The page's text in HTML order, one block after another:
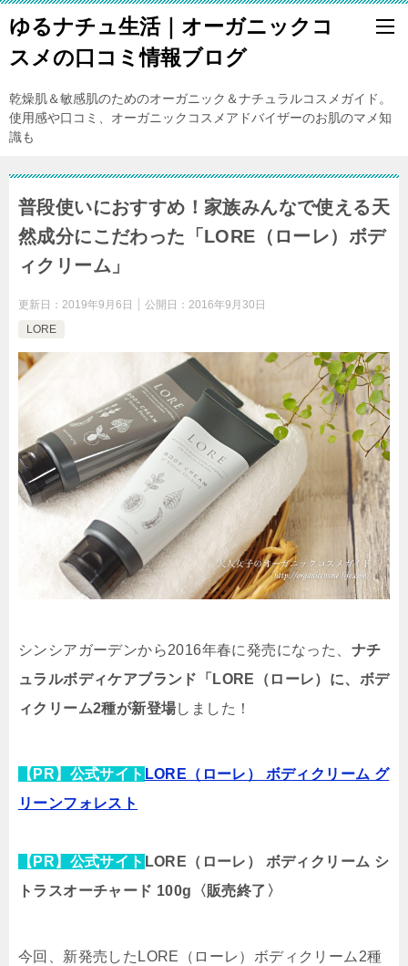
ゆるナチュ生活｜オーガニックコ
スメの口コミ情報ブログ
乾燥肌＆敏感肌のためのオーガニック＆ナチュラルコスメガイド。
使用感や口コミ、オーガニックコスメアドバイザーのお肌のマメ知
識も
普段使いにおすすめ！家族みんなで使える天
然成分にこだわった「LORE（ローレ）ボデ
ィクリーム」
更新日： 2019年9月6日 公開日： 2016年9月30日
LORE
シンシアガーデンから2016年春に発売になった、 ナチ
ュラルボディケアブランド「LORE（ローレ）に、ボデ
ィクリーム2種が新登場しました！
【PR】公式サイト LORE（ローレ） ボディクリーム グ
リーンフォレスト
【PR】公式サイト LORE（ローレ） ボディクリーム シ
トラスオーチャード 100g〈販売終了〉
今回、新発売したLORE（ローレ）ボディクリーム2種